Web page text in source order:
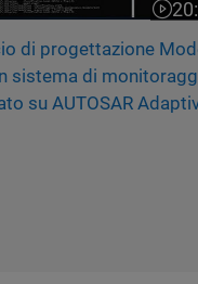
Il
di progettazione
sistema di
su AUTOSAR